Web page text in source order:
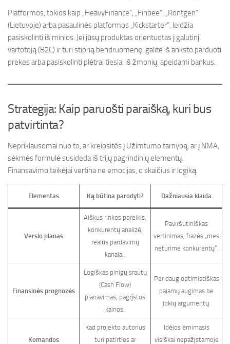
Platformos, tokios kaip „HeavyFinance“, „Finbee“, „Rontgen“
(Lietuvoje) arba pasaulinės platformos „Kickstarter“, leidžia
pasiskolinti iš minios. Jei jūsų produktas orientuotas į galutinį
vartotoją (B2C) ir turi stiprią bendruomenę, galite iš anksto parduoti
prekes arba pasiskolinti plėtrai tiesiai iš žmonių, apeidami bankus.
Strategija: Kaip paruošti paraišką, kuri bus
patvirtinta?
Nepriklausomai nuo to, ar kreipsitės į Užimtumo tarnybą, ar į NMA,
sėkmės formulė susideda iš trijų pagrindinių elementų.
Finansavimo teikėjai vertina ne emocijas, o skaičius ir logiką.
Elementas Ką būtina parodyti? Dažniausia klaida
Verslo planas
Aiškus rinkos poreikis,
konkurentų analizė,
realūs pardavimų
kanalai.
Paviršutiniškas
vertinimas, frazės „mes
neturime konkurentų“.
Finansinės prognozės
Logiškas pinigų srautų
(Cash Flow)
planavimas, pagrįstos
kainos.
Per daug optimistiškas
pajamų augimas be
jokių argumentų.
Komandos
Kad projekto autorius
turi patirties ar
Idėjos ėmimasis
visiškai nepažįstamoje